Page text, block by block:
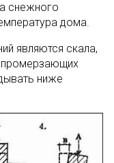
снежного
дома.
являются скала,
промерзающих
ниже